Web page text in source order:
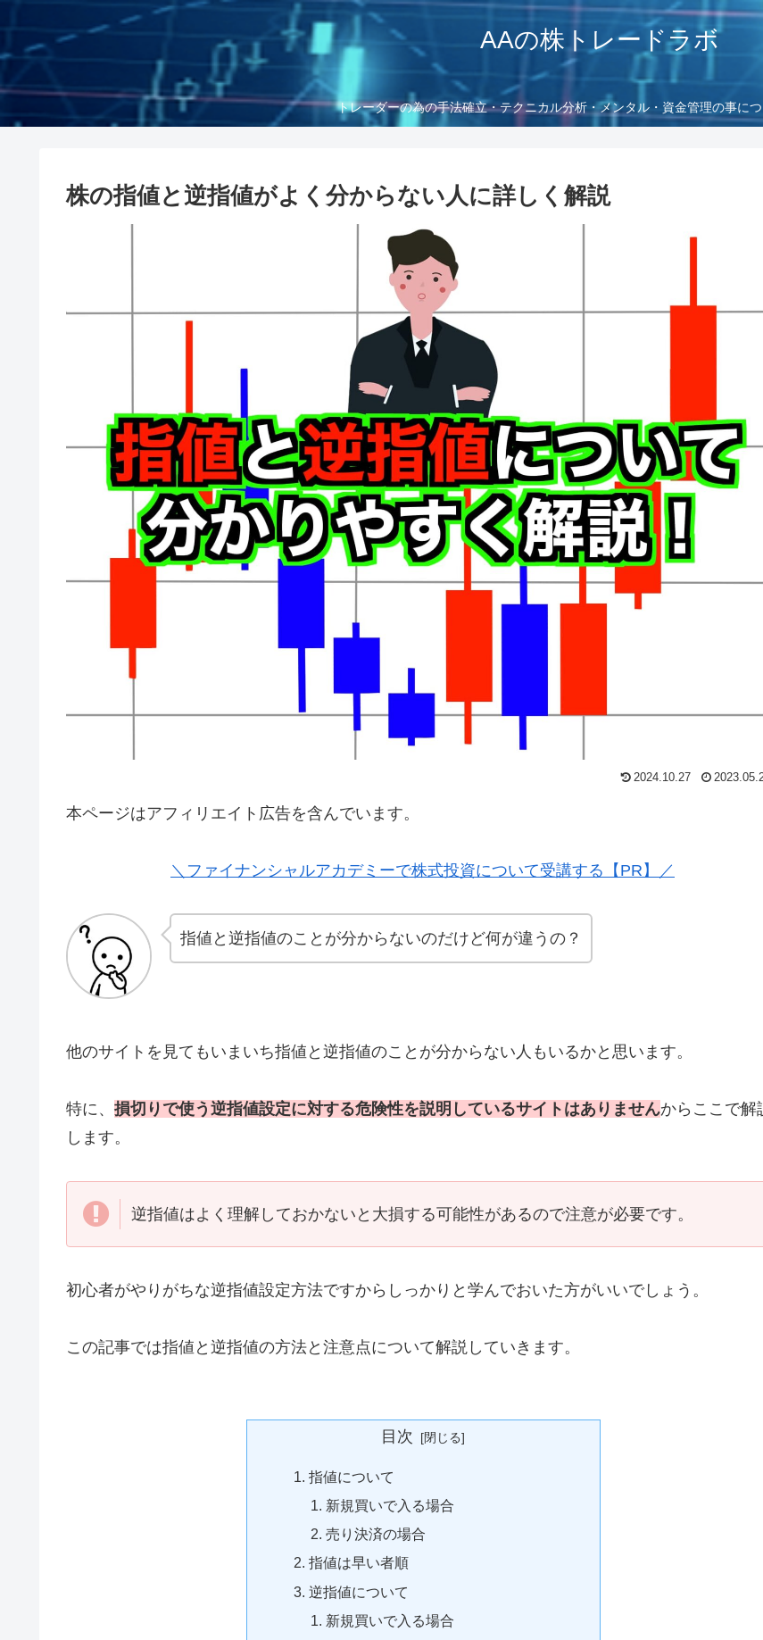
AAの株トレードラボ
トレーダーの為の手法確立・テクニカル分析・メンタル・資金管理の事に
株の指値と逆指値がよく分からない人に詳しく解説
2024.10.27
本ページはアフィリエイト広告を含んでいます。
＼ファイナンシャルアカデミーで株式投資について受講する【PR】／
指値と逆指値のことが分からないのだけど何が違うの？
他のサイトを見てもいまいち指値と逆指値のことが分からない人もいるかと思います。
特に、 損切りで使う逆指値設定に対する危険性を説明しているサイトはありませんからここで解
します。
逆指値はよく理解しておかないと大損する可能性があるので注意が必要です。
初心者がやりがちな逆指値設定方法ですからしっかりと学んでおいた方がいいでしょう。
この記事では指値と逆指値の方法と注意点について解説していきます。
目次
指値について
新規買いで入る場合
売り決済の場合
指値は早い者順
逆指値について
新規買いで入る場合